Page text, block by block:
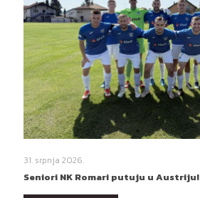
31. srpnja 2026.
Seniori NK Romari putuju u Austriju!